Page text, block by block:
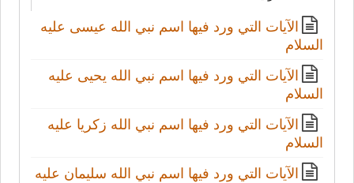
الآيات التي ورد فيها اسم نبي الله عيسى عليه
السلام
الآيات التي ورد فيها اسم نبي الله يحيى عليه
السلام
الآيات التي ورد فيها اسم نبي الله زكريا عليه
السلام
الآيات التي ورد فيها اسم نبي الله سليمان عليه